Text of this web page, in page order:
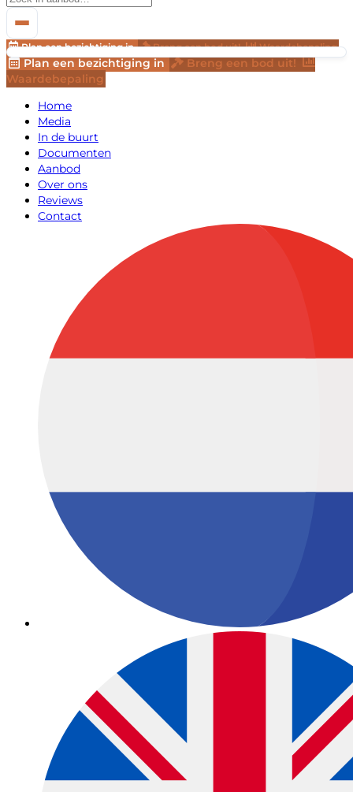
Plan een bezichtiging in Breng een bod uit! Waardebepaling
Plan een bezichtiging in
Breng een bod uit!
Waardebepaling
Home
Media
In de buurt
Documenten
Aanbod
Over ons
Reviews
Contact